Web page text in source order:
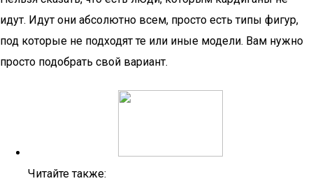
идут. Идут они абсолютно всем, просто есть типы фигур,
под которые не подходят те или иные модели. Вам нужно
просто подобрать свой вариант.
Читайте также: